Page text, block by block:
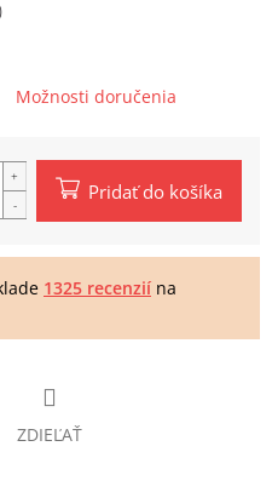
Možnosti doručenia
ZDIEĽAŤ
Pridať do košíka
1325 recenzií na